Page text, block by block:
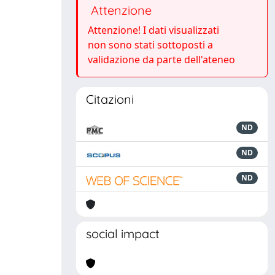
Attenzione
Attenzione! I dati visualizzati
non sono stati sottoposti a
validazione da parte dell'ateneo
Citazioni
ND
ND
ND
social impact